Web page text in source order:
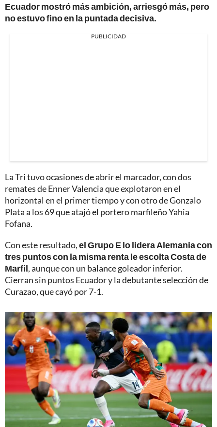
Ecuador mostró más ambición, arriesgó más, pero
no estuvo fino en la puntada decisiva.
PUBLICIDAD
La Tri tuvo ocasiones de abrir el marcador, con dos
remates de Enner Valencia que explotaron en el
horizontal en el primer tiempo y con otro de Gonzalo
Plata a los 69 que atajó el portero marfileño Yahia
Fofana.
Con este resultado,el Grupo E lo lidera Alemania con
tres puntos con la misma renta le escolta Costa de
Marfil, aunque con un balance goleador inferior.
Cierran sin puntos Ecuador y la debutante selección de
Curazao, que cayó por 7-1.